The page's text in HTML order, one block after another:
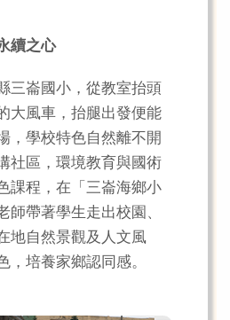
續之心
三崙國小，從教室抬頭
大風車，抬腿出發便能
，學校特色自然離不開
社區，環境教育與國術
課程，在「三崙海鄉小
師帶著學生走出校園、
地自然景觀及人文風
，培養家鄉認同感。